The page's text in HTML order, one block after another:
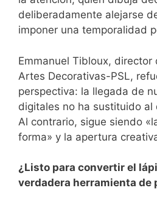
deliberadamente alejarse
imponer una temporalidad
Emmanuel Tibloux, director
Artes Decorativas-PSL,
perspectiva: la llegada de
digitales no ha sustituido al
Al contrario, sigue siendo
forma» y la apertura
¿Listo para convertir el
verdadera herramienta de